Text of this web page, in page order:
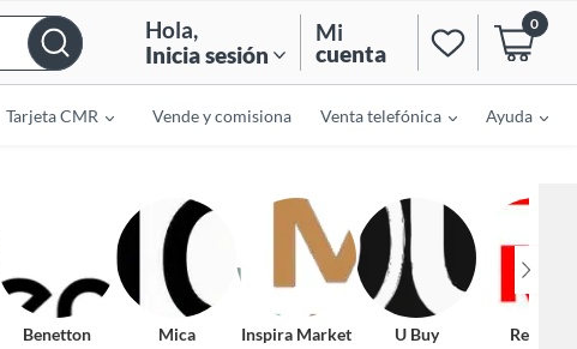
Hola,
Inicia sesión
Mi
cuenta
0
Tarjeta CMR Vende y comisiona Venta telefónica Ayuda
Benetton Mica Inspira Market U Buy Record